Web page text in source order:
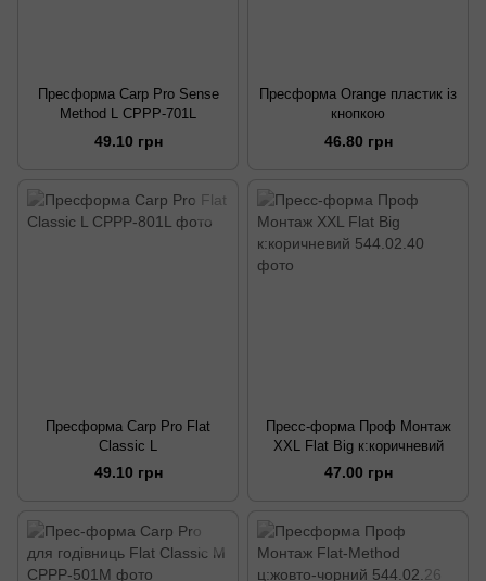
Пресформа Carp Pro Sensе
Method L CPPP-701L
49.10 грн
Пресформа Orange пластик із
кнопкою
46.80 грн
Пресформа Carp Pro Flat
Classic L
49.10 грн
Пресс-форма Проф Монтаж
XXL Flat Big к:коричневий
47.00 грн